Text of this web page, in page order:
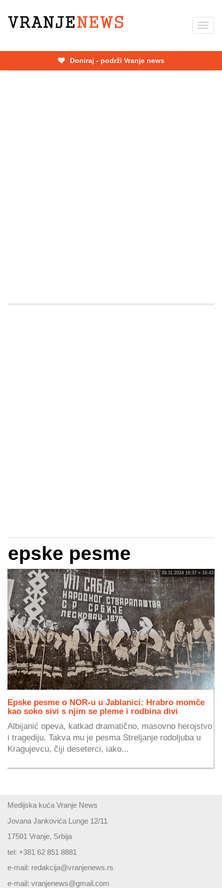
Skip
Doniraj - podrži Vranje news
epske pesme
29.11.2024 16:37 » 16:43
Epske pesme o NOR-u u Jablanici: Hrabro momče
kao soko sivi s njim se pleme i rodbina divi
Albijanić opeva, katkad dramatično, masovno herojstvo
i tragediju. Takva mu je pesma Streljanje rodoljuba u
Kragujevcu, čiji deseterci, iako...
Medijska kuća Vranje News
Jovana Jankovića Lunge 12/11
17501 Vranje, Srbija
tel: +381 62 851 8881
e-mail: redakcija@vranjenews.rs
e-mail: vranjenews@gmail.com